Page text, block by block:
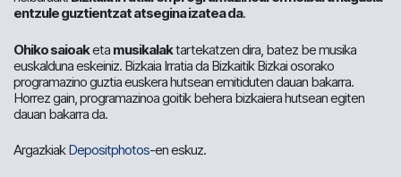
entzule guztientzat atsegina izatea da.
Ohiko saioaketa musikalaktartekatzen dira, batez be musika
euskalduna eskeiniz. Bizkaia Irratia da Bizkaitik Bizkai osorako
programazino guztia euskera hutsean emitiduten dauan bakarra.
Horrez gain, programazinoa goitik behera bizkaiera hutsean egiten
dauan bakarra da.
ArgazkiakDepositphotos-en eskuz.